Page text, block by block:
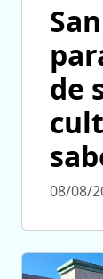
de
08/08/